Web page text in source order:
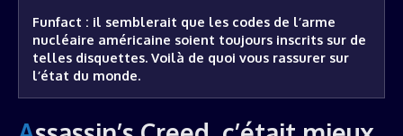
Funfact : il semblerait que les codes de l’arme
nucléaire américaine soient toujours inscrits sur de
telles disquettes. Voilà de quoi vous rassurer sur
l’état du monde.